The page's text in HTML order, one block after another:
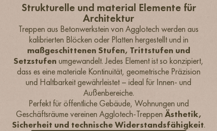
Strukturelle und material Elemente für
Architektur
Treppen aus Betonwerkstein von Agglotech werden aus
kalibrierten Blöcken oder Platten hergestellt und in
maßgeschittenen Stufen, Trittstufen und
Setzstufen umgewandelt. Jedes Element ist so konzipiert,
dass es eine materiale Kontinuität, geometrische Präzision
und Haltbarkeit gewährleistet – ideal für Innen- und
Außenbereiche.
Perfekt für öffentliche Gebäude, Wohnungen und
Geschäftsräume vereinen Agglotech-Treppen Ästhetik,
Sicherheit und technische Widerstandsfähigkeit.